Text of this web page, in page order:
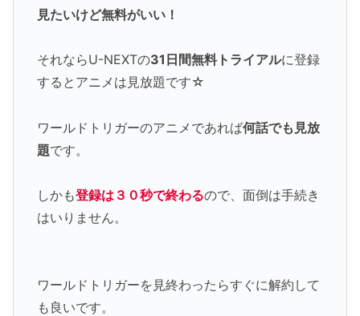
見たいけど無料がいい！
それならU-NEXTの31日間無料トライアルに登録
するとアニメは見放題です☆
ワールドトリガーのアニメであれば何話でも見放
題です。
しかも登録は３０秒で終わるので、面倒は手続き
はいりません。
ワールドトリガーを見終わったらすぐに解約して
も良いです。